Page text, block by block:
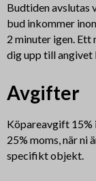
Budtiden avslutas
bud inkommer
2 minuter igen. Ett
dig upp till angivet
Avgifter
Köpareavgift 15%
25% moms, när ni
specifikt objekt.